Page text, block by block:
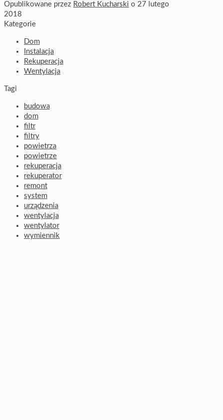
Opublikowane przez Robert Kucharski o 27 lutego
2018
Kategorie
Dom
Instalacja
Rekuperacja
Wentylacja
Tagi
budowa
dom
filtr
filtry
powietrza
powietrze
rekuperacja
rekuperator
remont
system
urządzenia
wentylacja
wentylator
wymiennik